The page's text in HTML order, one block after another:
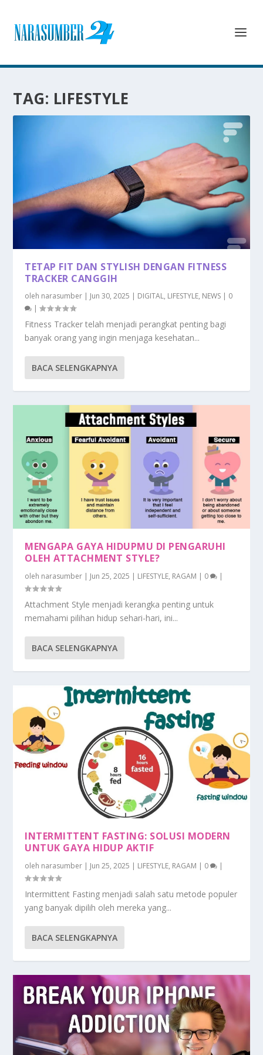
TAG: LIFESTYLE
TETAP FIT DAN STYLISH DENGAN FITNESS
TRACKER CANGGIH
oleh narasumber | Jun 30, 2025 | DIGITAL, LIFESTYLE, NEWS | 0
|
Fitness Tracker telah menjadi perangkat penting bagi
banyak orang yang ingin menjaga kesehatan...
BACA SELENGKAPNYA
MENGAPA GAYA HIDUPMU DI PENGARUHI
OLEH ATTACHMENT STYLE?
oleh narasumber | Jun 25, 2025 | LIFESTYLE, RAGAM | 0 |
Attachment Style menjadi kerangka penting untuk
memahami pilihan hidup sehari-hari, ini...
BACA SELENGKAPNYA
INTERMITTENT FASTING: SOLUSI MODERN
UNTUK GAYA HIDUP AKTIF
oleh narasumber | Jun 25, 2025 | LIFESTYLE, RAGAM | 0 |
Intermittent Fasting menjadi salah satu metode populer
yang banyak dipilih oleh mereka yang...
BACA SELENGKAPNYA